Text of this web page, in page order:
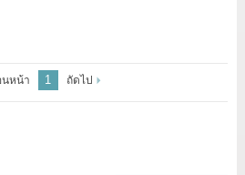
นหน้า 1 ถัดไป